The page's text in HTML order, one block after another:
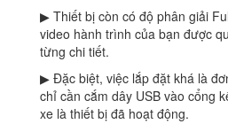
▶ Thiết bị còn có độ phân giải
video hành trình của bạn được
từng chi tiết.
▶ Đặc biệt, việc lắp đặt khá là
chỉ cần cắm dây USB vào cổng
xe là thiết bị đã hoạt động.